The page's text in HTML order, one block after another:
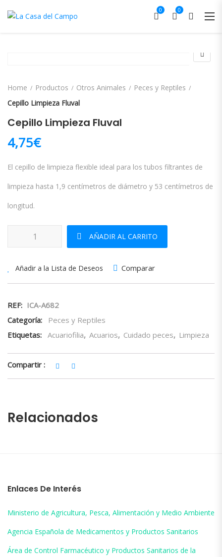
0 0
Home Productos Otros Animales
Peces y Reptiles
Cepillo Limpieza Fluval
Cepillo Limpieza Fluval
4,75€
El cepillo de limpieza flexible ideal para los tubos filtrantes de
limpieza hasta 1,9 centímetros de diámetro y 53 centímetros de
longitud.
Cepillo Limpieza Fluval cantidad
AÑADIR AL CARRITO
Añadir a la Lista de Deseos Comparar
REF: ICA-A682
Categoría:
Peces y Reptiles
Etiquetas: Acuariofilia, Acuarios, Cuidado peces, Limpieza
Compartir :
Relacionados
Enlaces De Interés
Ministerio de Agricultura, Pesca, Alimentación y Medio Ambiente
Agencia Española de Medicamentos y Productos Sanitarios
Área de Control Farmacéutico y Productos Sanitarios de la